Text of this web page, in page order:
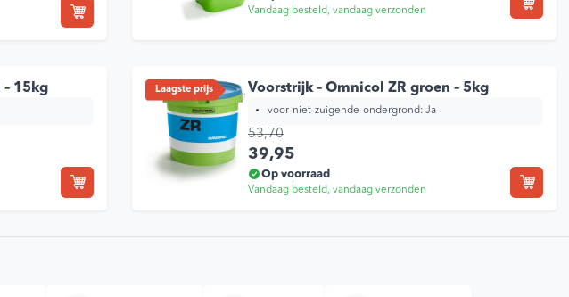
Blije klanten 🔥9,2/10
Vandaag besteld, vandaag verzonden
– 15kg Laagste prijs Voorstrijk – Omnicol ZR groen – 5kg
voor-niet-zuigende-ondergrond: Ja
53,70
Oorspronkelijke prijs was: 53,70.
39,95
Op voorraad
Vandaag besteld, vandaag verzonden